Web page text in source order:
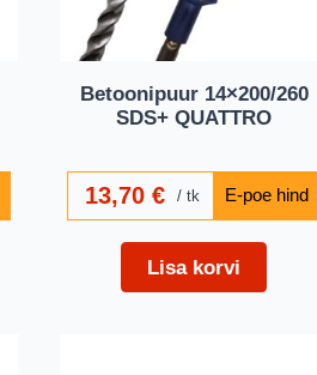
Betoonipuur 14×200/260
SDS+ QUATTRO
13,70 € tk
Lisa korvi